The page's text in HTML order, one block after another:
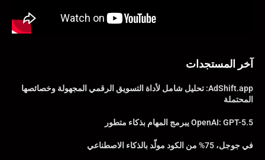
آخر المستجدات
AdShift.app: تحليل شامل لأداة التسويق الرقمي المجهولة وخصائصها
المحتملة
OpenAI: GPT-5.5 يبرمج المهام بذكاء متطور
في جوجل، 75% من الكود مولّد بالذكاء الاصطناعي